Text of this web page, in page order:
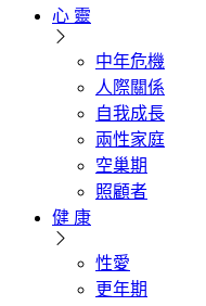
心 靈
中年危機
人際關係
自我成長
兩性家庭
空巢期
照顧者
健 康
性愛
更年期